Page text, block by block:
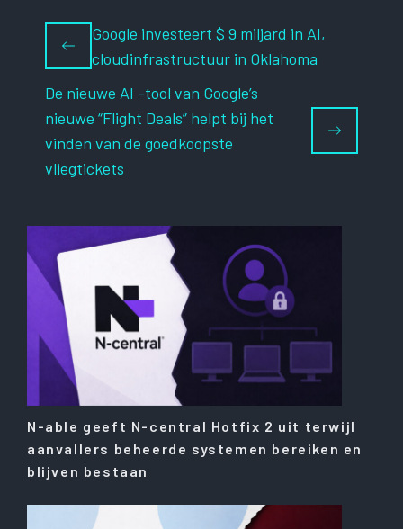
Google investeert $ 9 miljard in AI,
cloudinfrastructuur in Oklahoma
De nieuwe AI -tool van Google’s
nieuwe “Flight Deals” helpt bij het
vinden van de goedkoopste
vliegtickets
N-able geeft N-central Hotfix 2 uit terwijl
aanvallers beheerde systemen bereiken en
blijven bestaan